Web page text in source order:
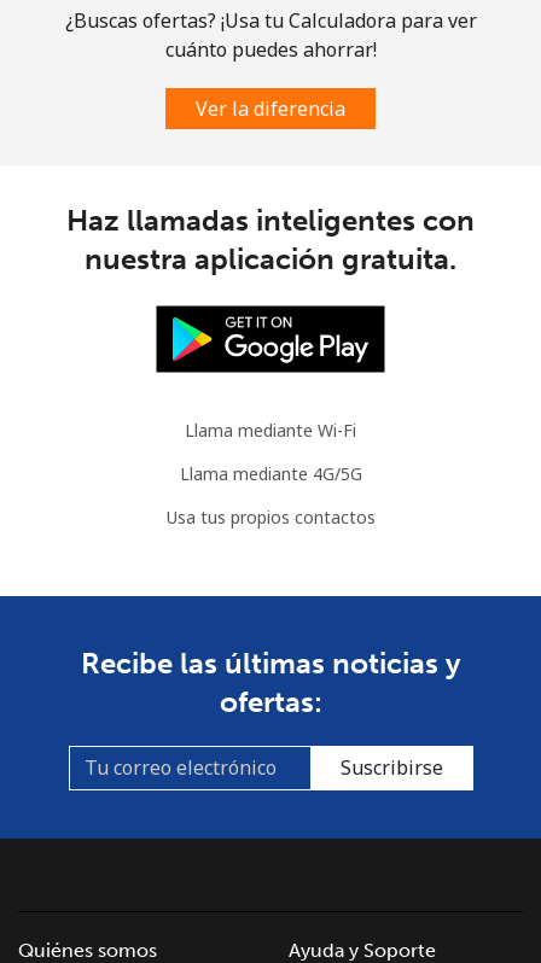
⁦19.9¢⁩
25 min por
⁦$5⁩
⁦$5⁩
Guinea
⁦64.9¢⁩ 7 min por ⁦$5⁩
Guinea Bissau
⁦76.9¢⁩ 6 min por ⁦$5⁩
Guyana
Celular ⁦35.9¢⁩
13 min por
⁦5¢⁩
Digicel
⁦$5⁩
¿Buscas ofertas? ¡Usa tu Calculadora para ver
cuánto puedes ahorrar!
Ver la diferencia
Haz llamadas inteligentes con
nuestra aplicación gratuita.
Llama mediante Wi-Fi
Llama mediante 4G/5G
Usa tus propios contactos
Recibe las últimas noticias y
ofertas:
Suscribirse
Quiénes somos
Ayuda y Soporte